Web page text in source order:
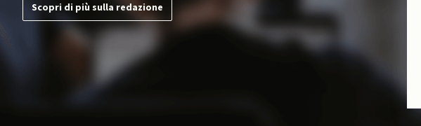
Scopri di più sulla redazione